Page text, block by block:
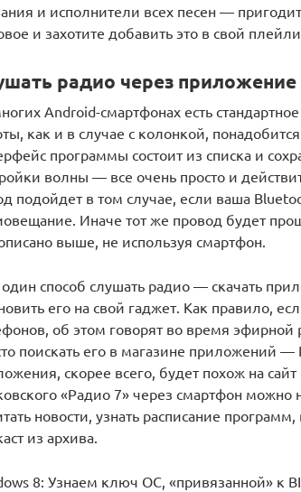
и исполнители всех песен —
и захотите добавить это в свой
радио через приложение
Android-смартфонах есть
как и в случае с колонкой,
программы состоит из списка и
волны — все очень просто и
подойдет в том случае, если ваша
Иначе тот же провод будет
выше, не используя смартфон.
способ слушать радио — скачать
его на свой гаджет. Как правило,
об этом говорят во время
поискать его в магазине приложений
скорее всего, будет похож на
«Радио 7» через смартфон можно
новости, узнать расписание
из архива.
8: Узнаем ключ ОС, «привязанной» к